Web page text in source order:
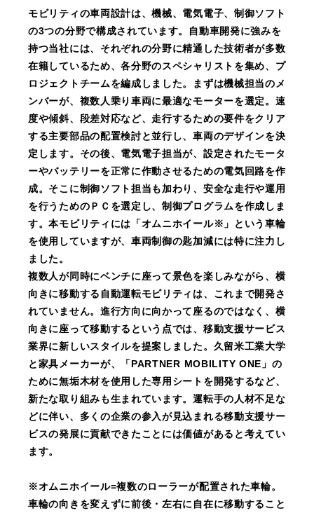
モビリティの車両設計は、機械、電気電子、制御ソフト
の3つの分野で構成されています。自動車開発に強みを
持つ当社には、それぞれの分野に精通した技術者が多数
在籍しているため、各分野のスペシャリストを集め、プ
ロジェクトチームを編成しました。まずは機械担当のメ
ンバーが、複数人乗り車両に最適なモーターを選定。速
度や傾斜、段差対応など、走行するための要件をクリア
する主要部品の配置検討と並行し、車両のデザインを決
定します。その後、電気電子担当が、設定されたモータ
ーやバッテリーを正常に作動させるための電気回路を作
成。そこに制御ソフト担当も加わり、安全な走行や運用
を行うためのＰＣを選定し、制御プログラムを作成しま
す。本モビリティには「オムニホイール※」という車輪
を使用していますが、車両制御の匙加減には特に注力し
ました。
複数人が同時にベンチに座って景色を楽しみながら、横
向きに移動する自動運転モビリティは、これまで開発さ
れていません。進行方向に向かって座るのではなく、横
向きに座って移動するという点では、移動支援サービス
業界に新しいスタイルを提案しました。久留米工業大学
と家具メーカーが、「PARTNER MOBILITY ONE」の
ために無垢木材を使用した専用シートを開発するなど、
新たな取り組みも生まれています。運転手の人材不足な
どに伴い、多くの企業の参入が見込まれる移動支援サー
ビスの発展に貢献できたことには価値があると考えてい
ます。
※オムニホイール=複数のローラーが配置された車輪。
車輪の向きを変えずに前後・左右に自在に移動すること